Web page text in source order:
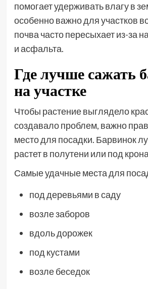
помогает удерживать влагу в
особенно важно для участков
почва часто пересыхает из-за
и асфальта.
Где лучше сажать
на участке
Чтобы растение выглядело
создавало проблем, важно
место для посадки. Барвинок
растет в полутени или под
Самые удачные места для
под деревьями в саду
возле заборов
вдоль дорожек
под кустами
возле беседок